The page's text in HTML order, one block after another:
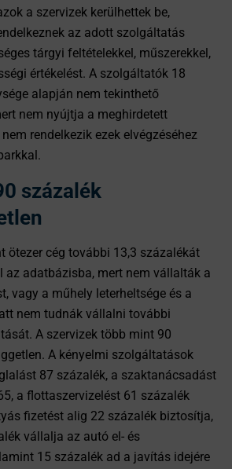
a szervizek kerülhettek be,
az adott szolgáltatás
tárgyi feltételekkel, műszerekkel,
értékelést. A szolgáltatók 18
alapján nem tekinthető
nem nyújtja a meghirdetett
rendelkezik ezek elvégzéséhez
százalék
ötezer cég további 13,3 százalékát
az adatbázisba, mert nem vállalták a
vagy a műhely leterheltsége és a
nem tudnák vállalni további
A szervizek több mint 90
A kényelmi szolgáltatások
87 százalék, a szaktanácsadást
a flottaszervizelést 61 százalék
fizetést alig 22 százalék biztosítja,
vállalja az autó el- és
15 százalék ad a javítás idejére